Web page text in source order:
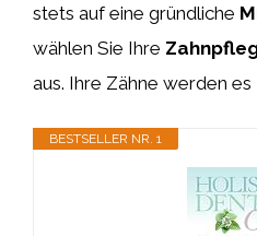
stets auf eine gründliche
wählen Sie Ihre
aus. Ihre Zähne werden es
BESTSELLER NR. 1